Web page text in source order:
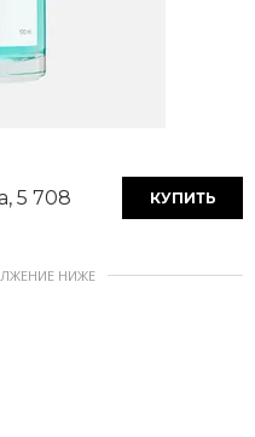
5 708
КУПИТЬ
НИЖЕ